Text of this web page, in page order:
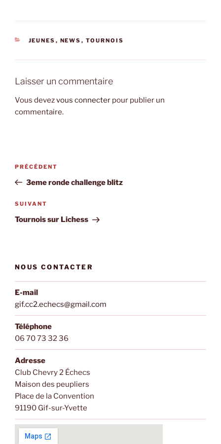
CATÉGORIES
JEUNES , NEWS , TOURNOIS
Laisser un commentaire
Vous devezvous connecter pour publier un
commentaire.
Navigation
l’article
Article
précédent
PRÉCÉDENT
3eme ronde challenge blitz
Article
suivant
SUIVANT
Tournois sur Lichess
NOUS CONTACTER
E-mail
gif.cc2.echecs@gmail.com
Téléphone
06 70 73 32 36
Adresse
Club Chevry 2 Échecs
Maison des peupliers
Place de la Convention
91190 Gif-sur-Yvette